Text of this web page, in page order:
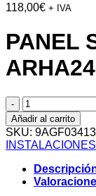
118,00€ + IVA
PANEL
PANEL
SALIDA
AIRE
ARHA24LATU
cantidad
Añadir al carrito
SKU: 9AGF03413
INSTALACIONES